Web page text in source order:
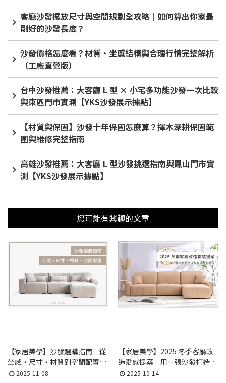
客廳沙發擺放尺寸與空間規劃全攻略｜如何算出你家最
剛好的沙發長度？
沙發價格怎麼看？材質、坐感結構與合理行情完整解析
（工廠直營版）
台中沙發推薦：大客廳 L 型 × 小宅多功能沙發一次比較
與東區門市實測【YKS沙發展示據點】
【材質與保固】沙發十年保固怎麼算？擇木深耕保固範
圍與維修完整指南
高雄沙發推薦：大客廳 L 型沙發挑選指南與鳳山門市實
測【YKS沙發展示據點】
您可能有興趣的文章
【家居美學】沙發選購指南｜從
坐感・尺寸・材質到空間配置的
完整解說
2025-11-08
【家居美學】2025 冬季客廳改
造靈感提案｜用一張沙發打造溫
暖舒適的新生活
2025-10-14